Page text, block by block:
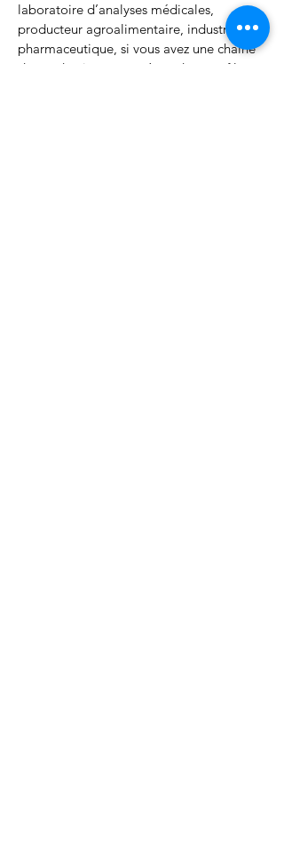
laboratoire d’analyses médicales,
producteur agroalimentaire, industrie
pharmaceutique, si vous avez une chaine
de production, un système de contrôle